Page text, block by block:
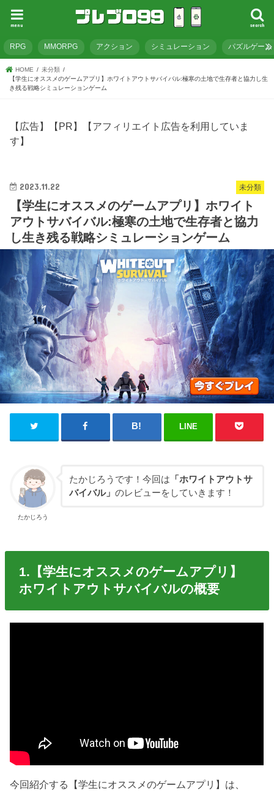
search
menu
RPG MMORPG アクション シミュレーション パズルゲーム
HOME
未分類
【学生にオススメのゲームアプリ】ホワイトアウトサバイバル:極寒の土地で生存者と協力し生
き残る戦略シミュレーションゲーム
【広告】【PR】【アフィリエイト広告を利用していま
す】
未分類
2023.11.22
【学生にオススメのゲームアプリ】ホワイト
アウトサバイバル:極寒の土地で生存者と協力
し生き残る戦略シミュレーションゲーム
LINE
たかじろう
たかじろうです！今回は 「ホワイトアウトサ
バイバル」 のレビューをしていきます！
1.【学生にオススメのゲームアプリ】
ホワイトアウトサバイバルの概要
今回紹介する【学生にオススメのゲームアプリ】は、